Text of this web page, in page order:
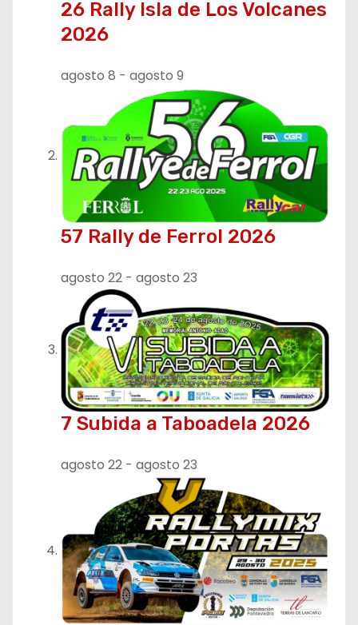
26 Rally Isla de Los Volcanes
2026
agosto 8 - agosto 9
57 Rally de Ferrol 2026
agosto 22 - agosto 23
7 Subida a Taboadela 2026
agosto 22 - agosto 23